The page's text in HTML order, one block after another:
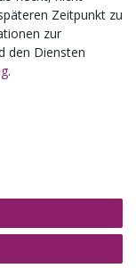
Zeitpunkt zu
zur
den Diensten
.